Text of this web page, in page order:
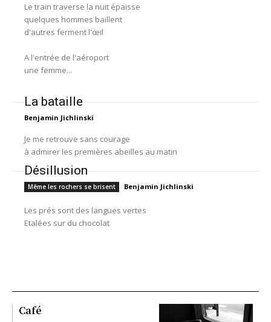
Le train traverse la nuit épaisse
quelques hommes baillent
d'autres ferment l'œil
A l'entrée de l'aéroport
une femme...
La bataille
Benjamin Jichlinski
Je me retrouve sans courage
à admirer les premières abeilles au matin
Désillusion
Même les rochers se brisent Benjamin Jichlinski
Les prés sont des langues vertes
Etalées sur du chocolat
Café